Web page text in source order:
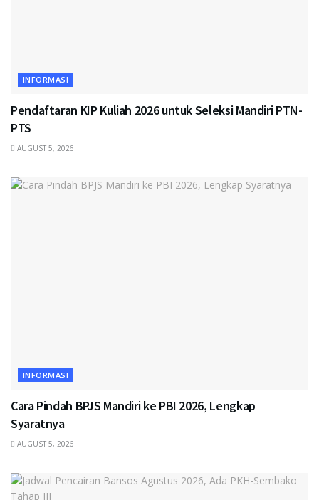
INFORMASI
Pendaftaran KIP Kuliah 2026 untuk Seleksi Mandiri PTN-
PTS
AUGUST 5, 2026
INFORMASI
Cara Pindah BPJS Mandiri ke PBI 2026, Lengkap
Syaratnya
AUGUST 5, 2026